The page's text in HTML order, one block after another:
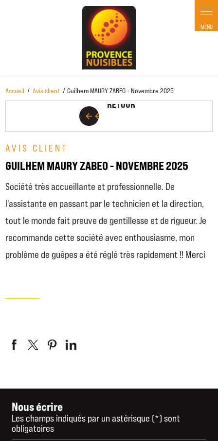
Accueil Avis client Guilhem MAURY ZABEO - Novembre 2025
arrow_back arrow_back
RETOUR
RETOUR
AVIS CLIENT
GUILHEM MAURY ZABEO - NOVEMBRE 2025
Société très accueillante et professionnelle. De
l'assistante en passant par le technicien et la direction,
tout le monde fait preuve de gentillesse et de rigueur. Je
recommande cette société avec enthousiasme, mon
problème de guêpes a été réglé très rapidement !! Merci
Nous écrire
Les champs indiqués par un astérisque (*) sont
obligatoires
Panneau de gestion des cookies